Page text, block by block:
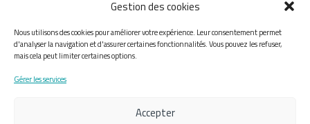
Gestion des cookies
Nous utilisons des cookies pour améliorer votre expérience. Leur consentement permet
d'analyser la navigation et d'assurer certaines fonctionnalités. Vous pouvez les refuser,
mais cela peut limiter certaines options.
Gérer les services
Accepter
HORAIRES D’OUVERTURE
Du lundi au vendredi de 8h30 à 12h30 et de 13h30 à
Accessibilité